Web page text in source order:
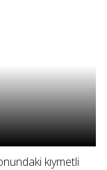
kıymetli